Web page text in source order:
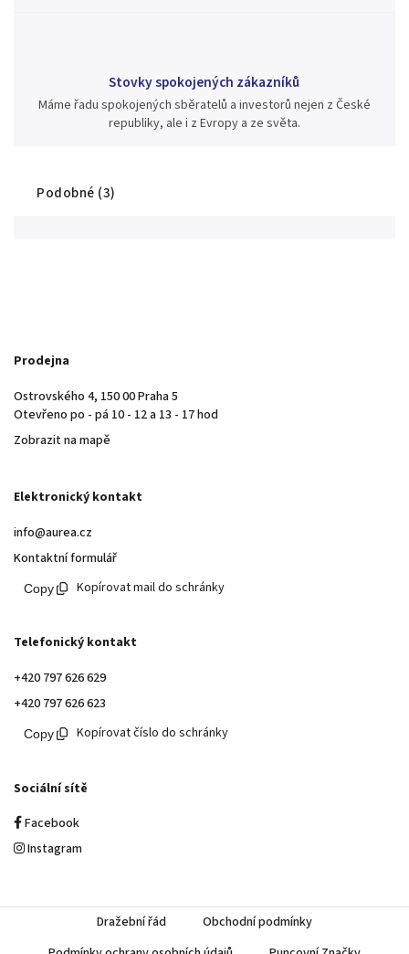
Stovky spokojených zákazníků
Máme řadu spokojených sběratelů a investorů nejen z České
republiky, ale i z Evropy a ze světa.
Podobné (3)
Prodejna
Ostrovského 4, 150 00 Praha 5
Otevřeno po - pá 10 - 12 a 13 - 17 hod
Zobrazit na mapě
Elektronický kontakt
info@aurea.cz
Kontaktní formulář
Kopírovat mail do schránky
Telefonický kontakt
+420 797 626 629
+420 797 626 623
Kopírovat číslo do schránky
Sociální sítě
Facebook
Instagram
Dražební řád
Obchodní podmínky